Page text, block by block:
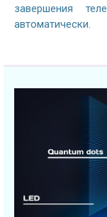
завершения
автоматически.